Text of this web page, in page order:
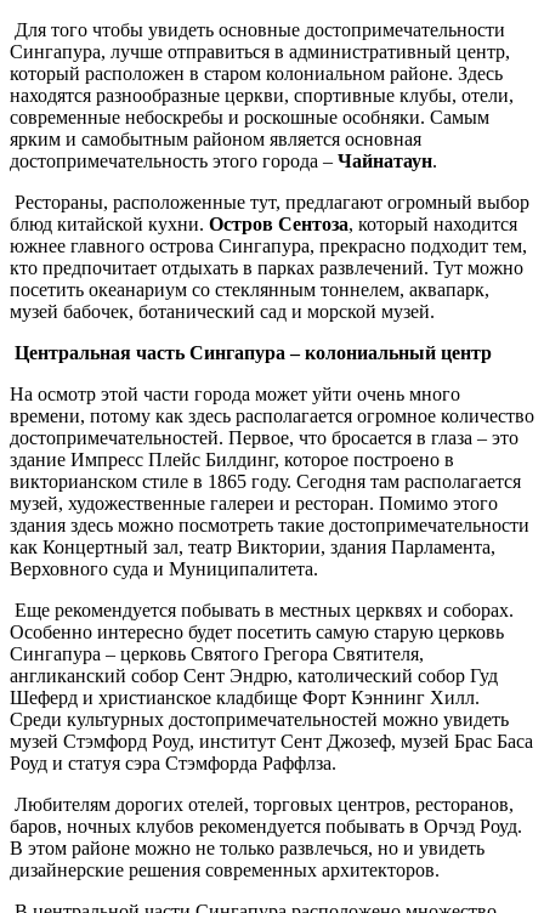
Для того чтобы увидеть основные достопримечательности
Сингапура, лучше отправиться в административный центр,
который расположен в старом колониальном районе. Здесь
находятся разнообразные церкви, спортивные клубы, отели,
современные небоскребы и роскошные особняки. Самым
ярким и самобытным районом является основная
достопримечательность этого города – Чайнатаун.
Рестораны, расположенные тут, предлагают огромный выбор
блюд китайской кухни. Остров Сентоза, который находится
южнее главного острова Сингапура, прекрасно подходит тем,
кто предпочитает отдыхать в парках развлечений. Тут можно
посетить океанариум со стеклянным тоннелем, аквапарк,
музей бабочек, ботанический сад и морской музей.
Центральная часть Сингапура – колониальный центр
На осмотр этой части города может уйти очень много
времени, потому как здесь располагается огромное количество
достопримечательностей. Первое, что бросается в глаза – это
здание Импресс Плейс Билдинг, которое построено в
викторианском стиле в 1865 году. Сегодня там располагается
музей, художественные галереи и ресторан. Помимо этого
здания здесь можно посмотреть такие достопримечательности
как Концертный зал, театр Виктории, здания Парламента,
Верховного суда и Муниципалитета.
Еще рекомендуется побывать в местных церквях и соборах.
Особенно интересно будет посетить самую старую церковь
Сингапура – церковь Святого Грегора Святителя,
англиканский собор Сент Эндрю, католический собор Гуд
Шеферд и христианское кладбище Форт Кэннинг Хилл.
Среди культурных достопримечательностей можно увидеть
музей Стэмфорд Роуд, институт Сент Джозеф, музей Брас Баса
Роуд и статуя сэра Стэмфорда Раффлза.
Любителям дорогих отелей, торговых центров, ресторанов,
баров, ночных клубов рекомендуется побывать в Орчэд Роуд.
В этом районе можно не только развлечься, но и увидеть
дизайнерские решения современных архитекторов.